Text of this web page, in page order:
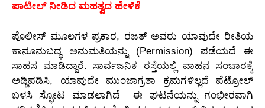
ಪಾಟೀಲ್ ನೀಡಿದ ಮಹತ್ವದ ಹೇಳಿಕೆ
ಪೊಲೀಸ್ ಮೂಲಗಳ ಪ್ರಕಾರ, ರಜತ್ ಅವರು ಯಾವುದೇ ರೀತಿಯ
ಕಾನೂನುಬದ್ಧ ಅನುಮತಿಯನ್ನು (Permission) ಪಡೆಯದೆ ಈ
ಸಾಹಸ ಮಾಡಿದ್ದಾರೆ. ಸಾರ್ವಜನಿಕ ರಸ್ತೆಯಲ್ಲಿ ವಾಹನ ಸಂಚಾರಕ್ಕೆ
ಅಡ್ಡಿಪಡಿಸಿ, ಯಾವುದೇ ಮುಂಜಾಗ್ರತಾ ಕ್ರಮಗಳಿಲ್ಲದೆ ಪೆಟ್ರೋಲ್
ಬಳಸಿ ಸ್ಫೋಟ ಮಾಡಲಾಗಿದೆ ಈ ಘಟನೆಯನ್ನು ಗಂಭೀರವಾಗಿ